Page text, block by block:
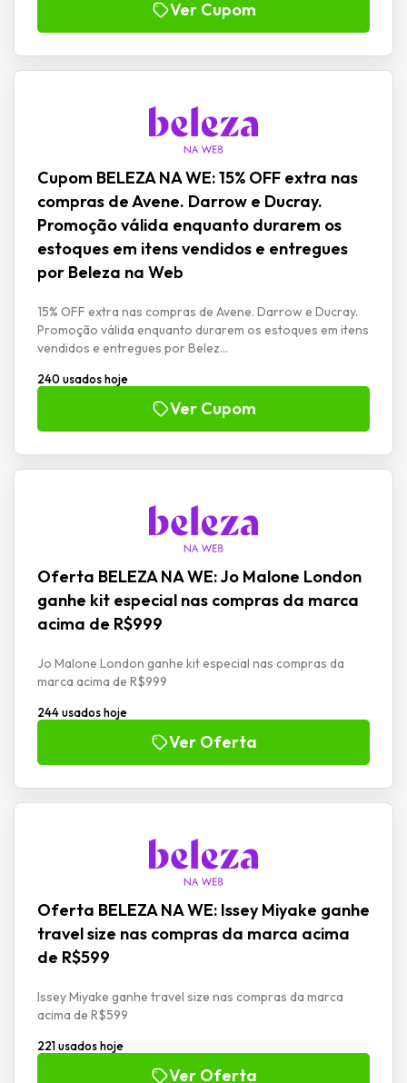
Ver Cupom
Cupom BELEZA NA WE: 15% OFF extra nas
compras de Avene. Darrow e Ducray.
Promoção válida enquanto durarem os
estoques em itens vendidos e entregues
por Beleza na Web
15% OFF extra nas compras de Avene. Darrow e Ducray.
Promoção válida enquanto durarem os estoques em itens
vendidos e entregues por Belez...
240 usados hoje
Ver Cupom
Oferta BELEZA NA WE: Jo Malone London
ganhe kit especial nas compras da marca
acima de R$999
Jo Malone London ganhe kit especial nas compras da
marca acima de R$999
244 usados hoje
Ver Oferta
Oferta BELEZA NA WE: Issey Miyake ganhe
travel size nas compras da marca acima
de R$599
Issey Miyake ganhe travel size nas compras da marca
acima de R$599
221 usados hoje
Ver Oferta